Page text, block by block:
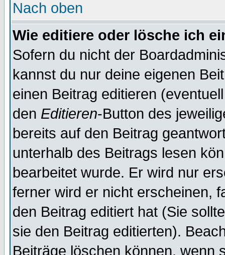
Nach oben
Wie editiere oder lösche ich
Sofern du nicht der
kannst du nur deine eigenen
einen Beitrag editieren
den Editieren-Button des
bereits auf den Beitrag
unterhalb des Beitrags lesen
bearbeitet wurde. Er wird nur
ferner wird er nicht erscheinen,
den Beitrag editiert hat (Sie
sie den Beitrag editierten).
Beiträge löschen können, wenn